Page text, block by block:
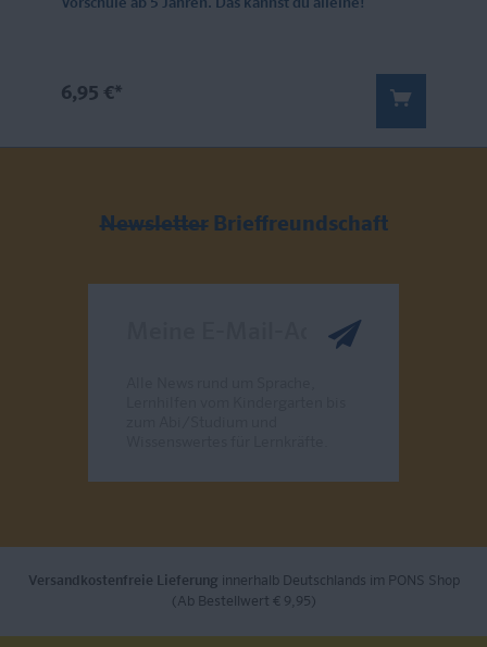
Vorschule ab 5 Jahren. Das kannst du alleine!
6,95 €*
Newsletter Brieffreundschaft
Versandkostenfreie Lieferung innerhalb Deutschlands im PONS Shop
(Ab Bestellwert € 9,95)